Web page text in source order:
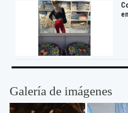
Galería de imágenes